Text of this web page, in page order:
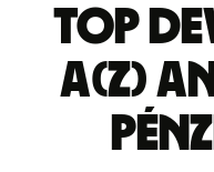
Top
a(z)